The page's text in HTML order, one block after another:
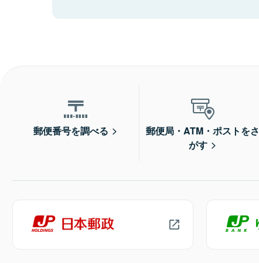
郵便番号を調べる
郵便局・ATM・ポストをさ
がす